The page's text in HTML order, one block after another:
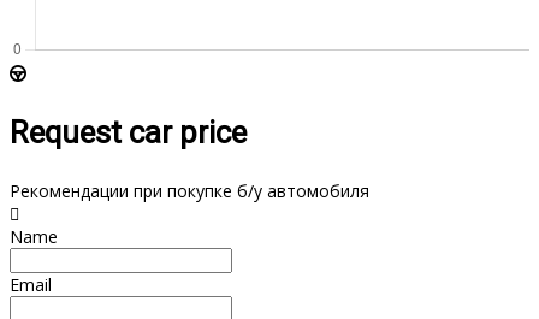
Request car price
Рекомендации при покупке б/у автомобиля
Name
Email